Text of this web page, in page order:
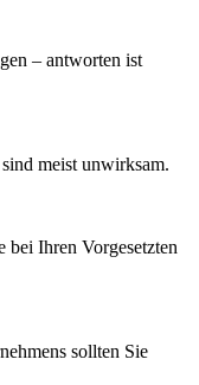
– antworten ist
meist unwirksam.
bei Ihren Vorgesetzten
sollten Sie